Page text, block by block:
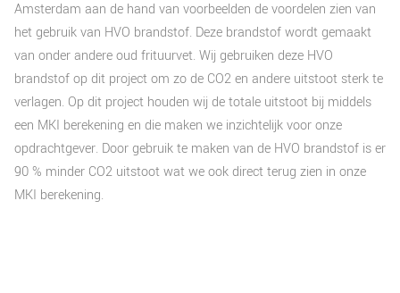
Amsterdam aan de hand van voorbeelden de voordelen zien van
het gebruik van HVO brandstof. Deze brandstof wordt gemaakt
van onder andere oud frituurvet. Wij gebruiken deze HVO
brandstof op dit project om zo de CO2 en andere uitstoot sterk te
verlagen. Op dit project houden wij de totale uitstoot bij middels
een MKI berekening en die maken we inzichtelijk voor onze
opdrachtgever. Door gebruik te maken van de HVO brandstof is er
90 % minder CO2 uitstoot wat we ook direct terug zien in onze
MKI berekening.